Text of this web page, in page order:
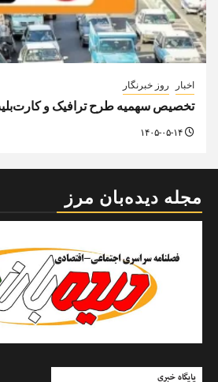
اخبار روز خبرنگار
تخصیص سهمیه طرح ترافیک و
مجله دیده‌بان مرز